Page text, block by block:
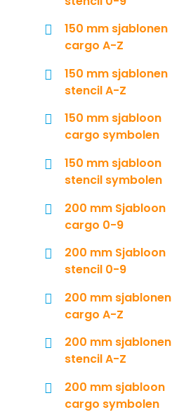
150 mm sjablonen
cargo A-Z
150 mm sjablonen
stencil A-Z
150 mm sjabloon
cargo symbolen
150 mm sjabloon
stencil symbolen
200 mm Sjabloon
cargo 0-9
200 mm Sjabloon
stencil 0-9
200 mm sjablonen
cargo A-Z
200 mm sjablonen
stencil A-Z
200 mm sjabloon
cargo symbolen